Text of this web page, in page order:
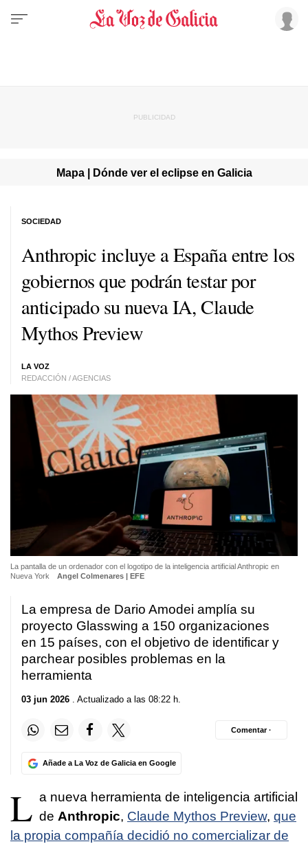
Mapa | Dónde ver el eclipse en Galicia
Anthropic incluye a España entre los
gobiernos que podrán testar por
anticipado su nueva IA, Claude
Mythos Preview
LA VOZ
REDACCIÓN / AGENCIAS
SOCIEDAD
La pantalla de un ordenador con el logotipo de la inteligencia artificial Anthropic en
Nueva York
Angel Colmenares | EFE
La empresa de Dario Amodei amplía su
proyecto Glasswing a 150 organizaciones
en 15 países, con el objetivo de identificar y
parchear posibles problemas en la
herramienta
03 jun 2026 . Actualizado a las 08:22 h.
Añade a La Voz de Galicia en Google
Comentar ·
L a nueva herramienta de inteligencia artificial
de Anthropic, Claude Mythos Preview, que
la propia compañía decidió no comercializar de